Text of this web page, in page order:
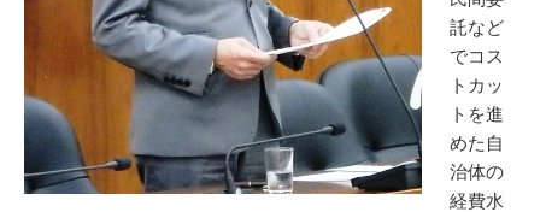
託など
でコス
トカッ
トを進
めた自
治体の
経費水